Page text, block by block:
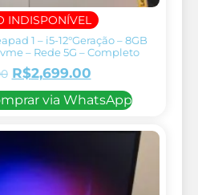
INDISPONÍVEL
1 – i5-12°Geração – 8GB
– Rede 5G – Completo
R$2,699.00
via WhatsApp